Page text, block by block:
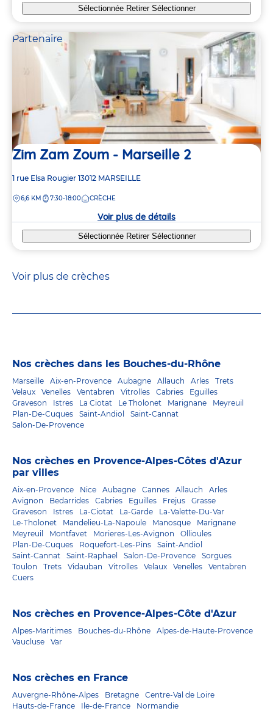
Sélectionnée Retirer Sélectionner
Partenaire
Zim Zam Zoum - Marseille 2
Adresse
la
1 rue Elsa Rougier 13012 MARSEILLE
DISTANCE
6,6 KM 7:30-18:00 CRÈCHE
Voir plus de détails
Sélectionnée Retirer Sélectionner
Voir plus de crèches
Nos crèches dans les Bouches-du-Rhône
Marseille Aix-en-Provence Aubagne Allauch Arles
Trets
Velaux
Venelles Ventabren Vitrolles Cabries
Eguilles
Graveson
Istres La Ciotat Le Tholonet Marignane
Meyreuil
Plan-De-Cuques
Saint-Andiol
Saint-Cannat
Salon-De-Provence
Nos crèches en Provence-Alpes-Côtes d'Azur
par villes
Aix-en-Provence Nice Aubagne Cannes Allauch
Arles
Avignon
Bedarrides Cabries Eguilles Frejus
Grasse
Graveson
Istres La-Ciotat La-Garde
La-Valette-Du-Var
Le-Tholonet
Mandelieu-La-Napoule Manosque
Marignane
Meyreuil
Montfavet Morieres-Les-Avignon
Ollioules
Plan-De-Cuques
Roquefort-Les-Pins
Saint-Andiol
Saint-Cannat
Saint-Raphael Salon-De-Provence
Sorgues
Toulon
Trets Vidauban Vitrolles Velaux Venelles
Ventabren
Cuers
Nos crèches en Provence-Alpes-Côte d'Azur
Alpes-Maritimes Bouches-du-Rhône
Alpes-de-Haute-Provence
Vaucluse
Var
Nos crèches en France
Auvergne-Rhône-Alpes Bretagne
Centre-Val de Loire
Hauts-de-France
Ile-de-France
Normandie